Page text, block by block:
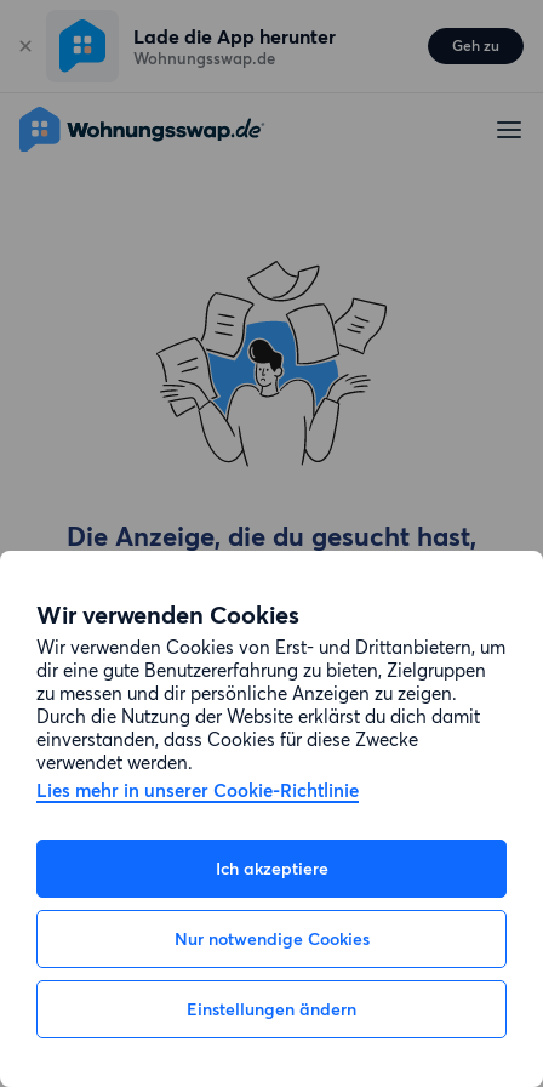
Wir verwenden Cookies
Wir verwenden Cookies von Erst- und Drittanbietern, um
dir eine gute Benutzererfahrung zu bieten, Zielgruppen
zu messen und dir persönliche Anzeigen zu zeigen.
Durch die Nutzung der Website erklärst du dich damit
einverstanden, dass Cookies für diese Zwecke
verwendet werden.
Lies mehr in unserer Cookie-Richtlinie
Ich akzeptiere
Nur notwendige Cookies
Einstellungen ändern
Lade die App herunter
Wohnungsswap.de
Geh zu
Die Anzeige, die du gesucht hast,
Zur Suche gehen